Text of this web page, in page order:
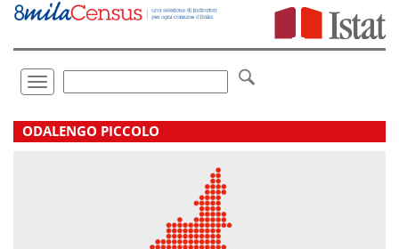
Vai
direttamente
Toggle
navigation
.
ODALENGO PICCOLO